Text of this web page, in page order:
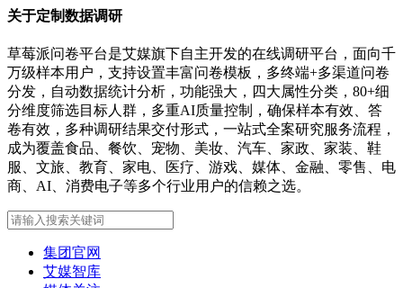
关于定制数据调研
草莓派问卷平台是艾媒旗下自主开发的在线调研平台，面向千
万级样本用户，支持设置丰富问卷模板，多终端+多渠道问卷
分发，自动数据统计分析，功能强大，四大属性分类，80+细
分维度筛选目标人群，多重AI质量控制，确保样本有效、答
卷有效，多种调研结果交付形式，一站式全案研究服务流程，
成为覆盖食品、餐饮、宠物、美妆、汽车、家政、家装、鞋
服、文旅、教育、家电、医疗、游戏、媒体、金融、零售、电
商、AI、消费电子等多个行业用户的信赖之选。
集团官网
艾媒智库